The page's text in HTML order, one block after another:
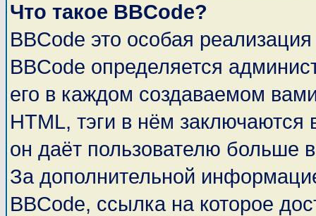
Что такое BBCode?
BBCode это особая
BBCode определяется
его в каждом создаваемом
HTML, тэги в нём заключаются
он даёт пользователю больше
За дополнительной
BBCode, ссылка на которое